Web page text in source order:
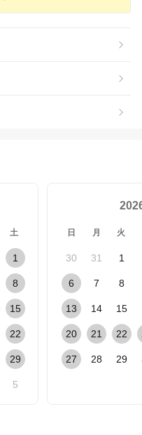
土
1
8
15
22
29
5
日 月 火
30 31 1
6 7 8
13 14 15
20 21 22
27 28 29